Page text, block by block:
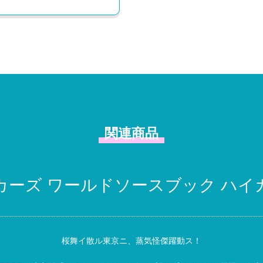
関連商品
ーズ ワールドソースブック ハイ
桜舞イ散ル東京ニ、蒸気怪傑躍動ス！